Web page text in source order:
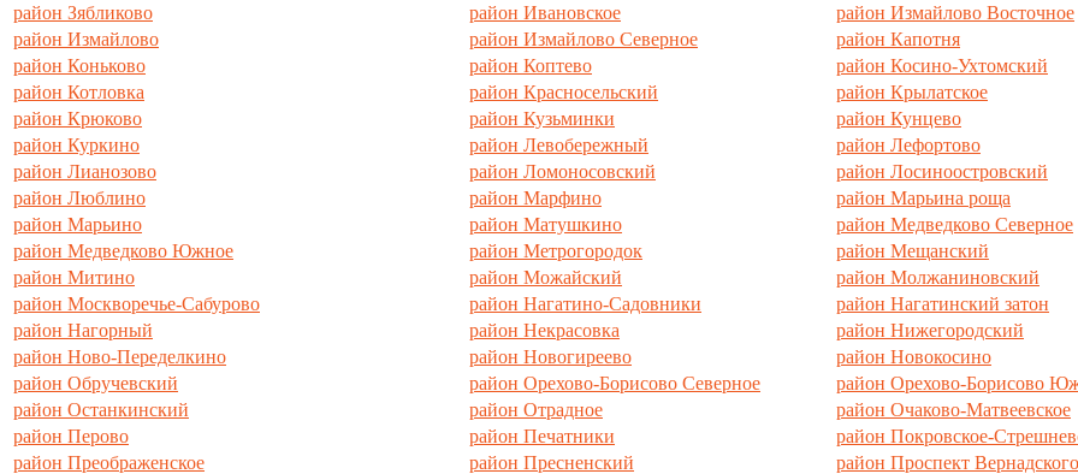
район Зябликово
район Ивановское
район Измайлово Восточное
район Измайлово
район Измайлово Северное
район Капотня
район Коньково
район Коптево
район Косино-Ухтомский
район Котловка
район Красносельский
район Крылатское
район Крюково
район Кузьминки
район Кунцево
район Куркино
район Левобережный
район Лефортово
район Лианозово
район Ломоносовский
район Лосиноостровский
район Люблино
район Марфино
район Марьина роща
район Марьино
район Матушкино
район Медведково Северное
район Медведково Южное
район Метрогородок
район Мещанский
район Митино
район Можайский
район Молжаниновский
район Москворечье-Сабурово
район Нагатино-Садовники
район Нагатинский затон
район Нагорный
район Некрасовка
район Нижегородский
район Ново-Переделкино
район Новогиреево
район Новокосино
район Обручевский
район Орехово-Борисово Северное
район Орехово-Борисово
район Останкинский
район Отрадное
район Очаково-Матвеевское
район Перово
район Печатники
район Покровское-
район Преображенское
район Пресненский
район Проспект Вернадского